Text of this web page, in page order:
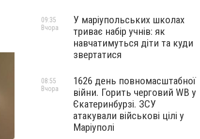
У маріупольських школах
триває набір учнів: як
навчатимуться діти та куди
звертатися
09:35
Вчора
1626 день повномасштабної
війни. Горить черговий WB у
Єкатеринбурзі. ЗСУ
атакували військові цілі у
Маріуполі
08:55
Вчора